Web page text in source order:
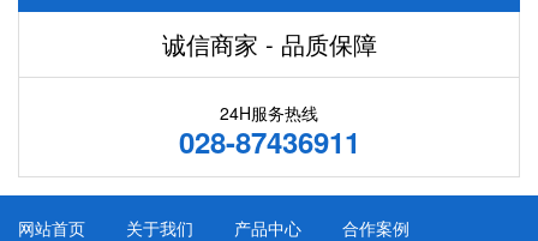
诚信商家 - 品质保障
24H服务热线
028-87436911
网站首页 关于我们 产品中心
合作案例